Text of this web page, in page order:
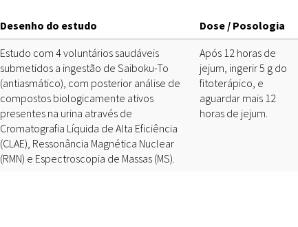
Botânica
Conservação &
Biodiversidade
Grupos de Pesquisa
Sementes, Mudas &
Plantas
Produto & Indústria
Desenho do estudo Dose / Posologia
Estudo com 4 voluntários saudáveis
submetidos a ingestão de Saiboku-To
(antiasmático), com posterior análise de
compostos biologicamente ativos
presentes na urina através de
Cromatografia Líquida de Alta Eficiência
(CLAE), Ressonância Magnética Nuclear
(RMN) e Espectroscopia de Massas (MS).
Após 12 horas de
jejum, ingerir 5 g do
fitoterápico, e
aguardar mais 12
horas de jejum.